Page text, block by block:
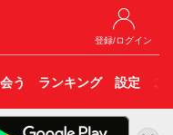
登録/ログイン
う ランキング 設定 こ